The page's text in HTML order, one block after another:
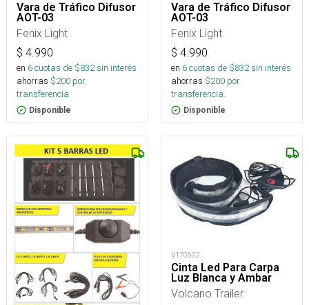
Vara de Tráfico Difusor
AOT-03
Fenix Light
$ 4.990
en 6cuotas de $832sin interés
ahorras $200 por
transferencia.
Disponible
Vara de Tráfico Difusor
AOT-03
Fenix Light
$ 4.990
en 6cuotas de $832sin interés
ahorras $200 por
transferencia.
Disponible
V170602
Cinta Led Para Carpa
Luz Blanca y Ambar
Volcano Trailer